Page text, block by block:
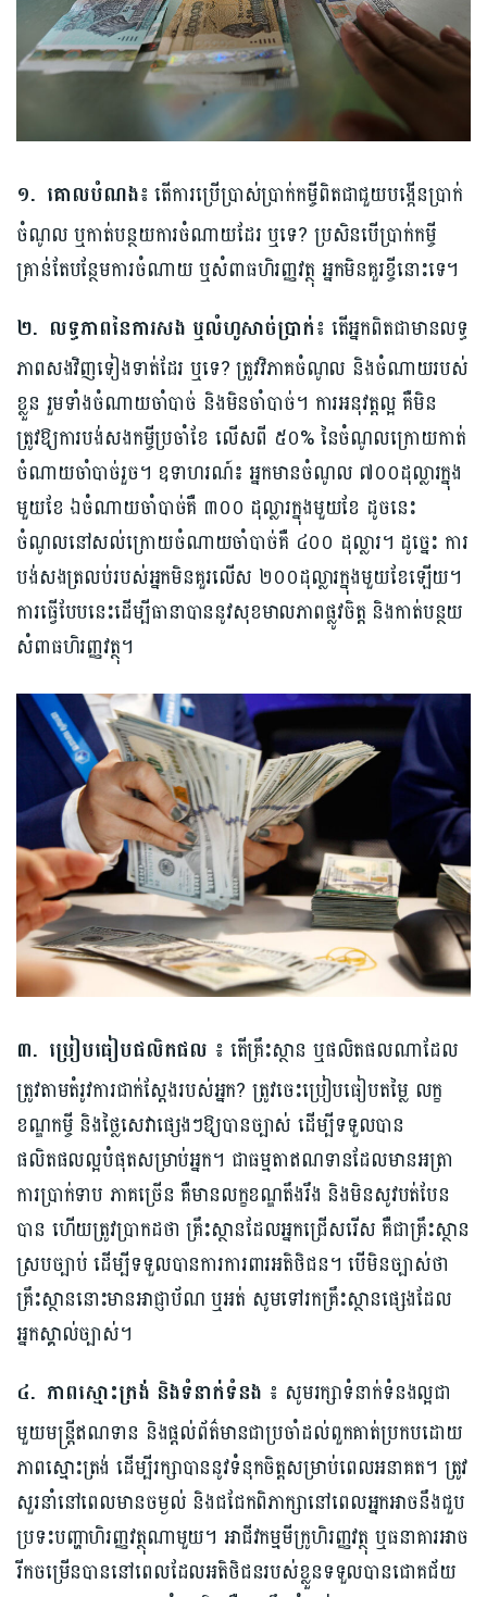
១. គោលបំណង៖តើការប្រើប្រាស់ប្រាក់កម្ចីពិតជាជួយបង្កើនប្រាក់
ចំណូល ឬកាត់បន្ថយការចំណាយដែរ ឬទេ? ប្រសិនបើប្រាក់កម្ចី
គ្រាន់តែបន្ថែមការចំណាយ ឬសំពាធហិរញ្ញវត្ថុ អ្នកមិនគួរខ្ចីនោះទេ។
២. លទ្ធភាពនៃការសង ឬលំហូសាច់ប្រាក់៖ តើអ្នកពិតជាមានលទ្ធ
ភាពសងវិញទៀងទាត់ដែរ ឬទេ? ត្រូវវិភាគចំណូល និងចំណាយរបស់
ខ្លួន រួមទាំងចំណាយចាំបាច់ និងមិនចាំបាច់។ ការអនុវត្តល្អ គឺមិន
ត្រូវឱ្យការបង់សងកម្ចីប្រចាំខែ លើសពី ៥០% នៃចំណូលក្រោយកាត់
ចំណាយចាំបាច់រួច។ ឧទាហរណ៍៖ អ្នកមានចំណូល ៧០០ដុល្លារក្នុង
មួយខែ ឯចំណាយចាំបាច់គឺ ៣០០ ដុល្លារក្នុងមួយខែ ដូចនេះ
ចំណូលនៅសល់ក្រោយចំណាយចាំបាច់គឺ ៤០០ ដុល្លារ។ ដូច្នេះ ការ
បង់សងត្រលប់របស់អ្នកមិនគួរលើស ២០០ដុល្លារក្នុងមួយខែឡើយ។
ការធ្វើបែបនេះដើម្បីធានាបាននូវសុខមាលភាពផ្លូវចិត្ត និងកាត់បន្ថយ
សំពាធហិរញ្ញវត្ថុ។
៣. ប្រៀបធៀបផលិតផល ៖ តើគ្រឹះស្ថាន ឬផលិតផលណាដែល
ត្រូវតាមតំរូវការជាក់ស្តែងរបស់អ្នក? ត្រូវចេះប្រៀបធៀបតម្លៃ លក្ខ
ខណ្ឌកម្ចី និងថ្លៃសេវាផ្សេងៗឱ្យបានច្បាស់ ដើម្បីទទួលបាន
ផលិតផលល្អបំផុតសម្រាប់អ្នក។ ជាធម្មតាឥណទានដែលមានអត្រា
ការប្រាក់ទាប ភាគច្រើន គឺមានលក្ខខណ្ឌតឹងរឹង និងមិនសូវបត់បែន
បាន ហើយត្រូវប្រាកដថា គ្រឹះស្ថានដែលអ្នកជ្រើសរើស គឺជាគ្រឹះស្ថាន
ស្របច្បាប់ ដើម្បីទទួលបានការការពារអតិថិជន។ បើមិនច្បាស់ថា
គ្រឹះស្ថាននោះមានអាជ្ញាប័ណ ឬអត់ សូមទៅរកគ្រឹះស្ថានផ្សេងដែល
អ្នកស្គាល់ច្បាស់។
៤. ភាពស្មោះត្រង់ និងទំនាក់ទំនង ៖ សូមរក្សាទំនាក់ទំនងល្អជា
មួយមន្ត្រីឥណទាន និងផ្តល់ព័ត៌មានជាប្រចាំដល់ពួកគាត់ប្រកបដោយ
ភាពស្មោះត្រង់ ដើម្បីរក្សាបាននូវទំនុកចិត្តសម្រាប់ពេលអនាគត។ ត្រូវ
សួរនាំនៅពេលមានចម្ងល់ និងជជែកពិភាក្សានៅពេលអ្នកអាចនឹងជួប
ប្រទះបញ្ហាហិរញ្ញវត្ថុណាមួយ។ អាជីវកម្មមីក្រូហិរញ្ញវត្ថុ ឬធនាគារអាច
រីកចម្រើនបាននៅពេលដែលអតិថិជនរបស់ខ្លួនទទួលបានជោគជ័យ